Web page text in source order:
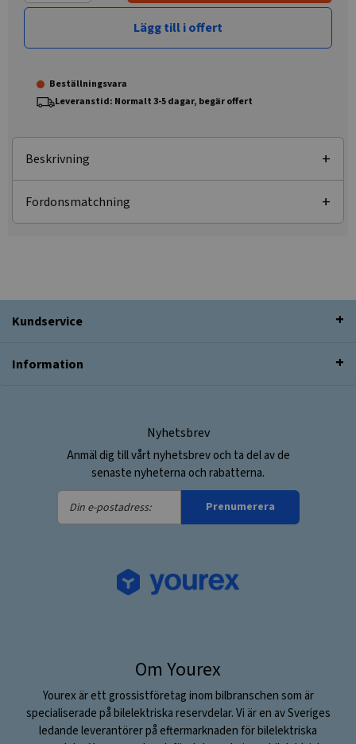
Lägg till i offert
Beställningsvara
Leveranstid: Normalt 3-5 dagar, begär offert
Beskrivning
Fordonsmatchning
Kundservice
Information
Nyhetsbrev
Anmäl dig till vårt nyhetsbrev och ta del av de
senaste nyheterna och rabatterna.
Din
e-
Prenumerera
Om Yourex
Yourex är ett grossistföretag inom bilbranschen som är
specialiserade på bilelektriska reservdelar. Vi är en av Sveriges
ledande leverantörer på eftermarknaden för bilelektriska